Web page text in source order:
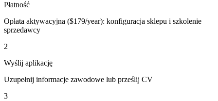
Płatność
Opłata aktywacyjna ($179/year): konfiguracja sklepu i szkolenie
sprzedawcy
2
Wyślij aplikację
Uzupełnij informacje zawodowe lub prześlij CV
3